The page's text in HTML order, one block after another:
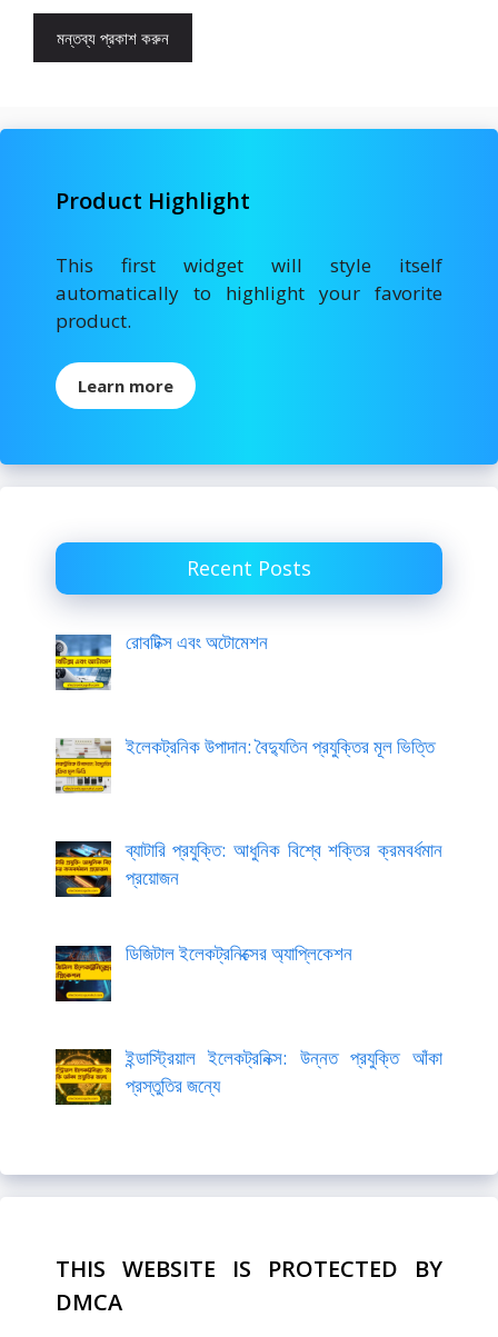
Product Highlight
This first widget will style itself
automatically to highlight your favorite
product.
Learn more
Recent Posts
রোবটিক্স এবং অটোমেশন
ইলেকট্রনিক উপাদান: বৈদ্যুতিন প্রযুক্তির মূল ভিত্তি
ব্যাটারি প্রযুক্তি: আধুনিক বিশ্বে শক্তির ক্রমবর্ধমান
প্রয়োজন
ডিজিটাল ইলেকট্রনিক্সের অ্যাপ্লিকেশন
ইন্ডাস্ট্রিয়াল ইলেকট্রনিক্স: উন্নত প্রযুক্তি আঁকা
প্রস্তুতির জন্যে
THIS WEBSITE IS PROTECTED BY
DMCA